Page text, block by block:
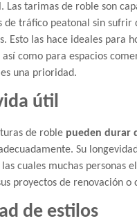
. Las tarimas de roble son
de tráfico peatonal sin sufrir
Esto las hace ideales para
así como para espacios
una prioridad.
útil
de roble pueden durar
Su
cuales muchas personas
proyectos de renovación o
de estilos